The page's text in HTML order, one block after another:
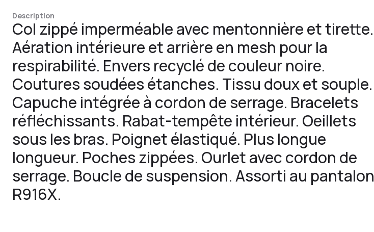
Description
Col zippé imperméable avec mentonnière et tirette.
Aération intérieure et arrière en mesh pour la
respirabilité. Envers recyclé de couleur noire.
Coutures soudées étanches. Tissu doux et souple.
Capuche intégrée à cordon de serrage. Bracelets
réfléchissants. Rabat-tempête intérieur. Oeillets
sous les bras. Poignet élastiqué. Plus longue
longueur. Poches zippées. Ourlet avec cordon de
serrage. Boucle de suspension. Assorti au pantalon
R916X.